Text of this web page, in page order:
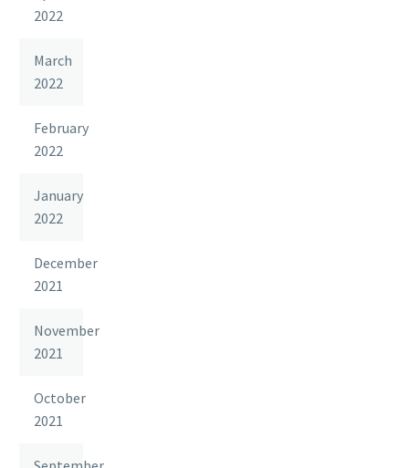
2022
March
2022
February
2022
January
2022
December
2021
November
2021
October
2021